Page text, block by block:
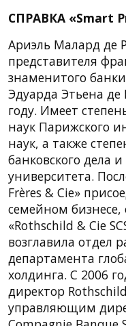
СПРАВКА «Smart
Ариэль Малард де
представителя
знаменитого
Эдуарда Этьена
году. Имеет
наук Парижского
наук, а также
банковского дела
университета.
Frères & Cie»
семейном
«Rothschild & Cie
возглавила отдел
департамента
холдинга. С 2006
директор
управляющим